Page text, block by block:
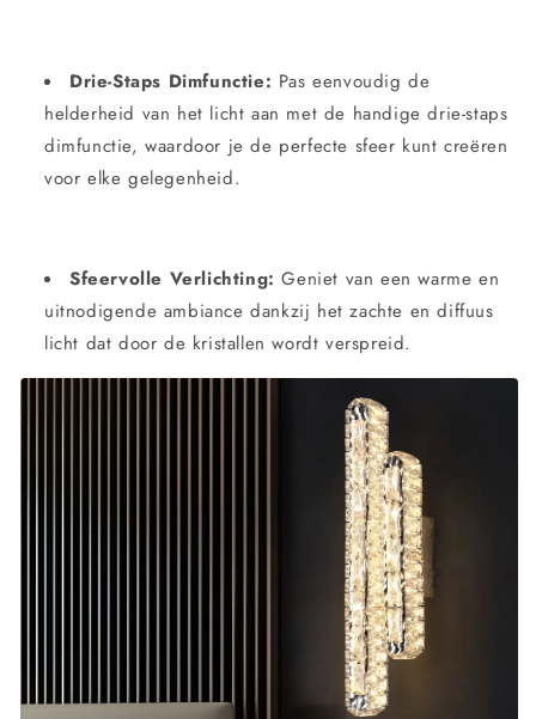
Drie-Staps Dimfunctie: Pas eenvoudig de
helderheid van het licht aan met de handige drie-staps
dimfunctie, waardoor je de perfecte sfeer kunt creëren
voor elke gelegenheid.
Sfeervolle Verlichting: Geniet van een warme en
uitnodigende ambiance dankzij het zachte en diffuus
licht dat door de kristallen wordt verspreid.